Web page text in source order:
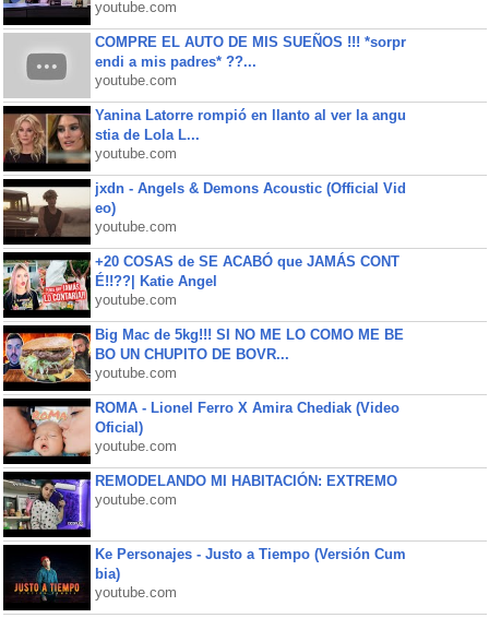
youtube.com
COMPRE EL AUTO DE MIS SUEÑOS !!! *sorpr
endi a mis padres* ??...
youtube.com
Yanina Latorre rompió en llanto al ver la angu
stia de Lola L...
youtube.com
jxdn - Angels & Demons Acoustic (Official Vid
eo)
youtube.com
+20 COSAS de SE ACABÓ que JAMÁS CONT
É!!??| Katie Angel
youtube.com
Big Mac de 5kg!!! SI NO ME LO COMO ME BE
BO UN CHUPITO DE BOVR...
youtube.com
ROMA - Lionel Ferro X Amira Chediak (Video
Oficial)
youtube.com
REMODELANDO MI HABITACIÓN: EXTREMO
youtube.com
Ke Personajes - Justo a Tiempo (Versión Cum
bia)
youtube.com